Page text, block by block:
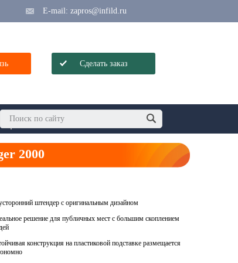
E-mail: zapros@infild.ru
Сделать заказ
2000
штендер c оригинальным дизайном
решение для публичных мест с большим скоплением
конструкция на пластиковой подставке размещается